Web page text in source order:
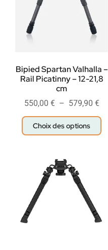
Bipied Spartan Valhalla –
Rail Picatinny – 12-21,8
cm
550,00 € – 579,90 €
Choix des options